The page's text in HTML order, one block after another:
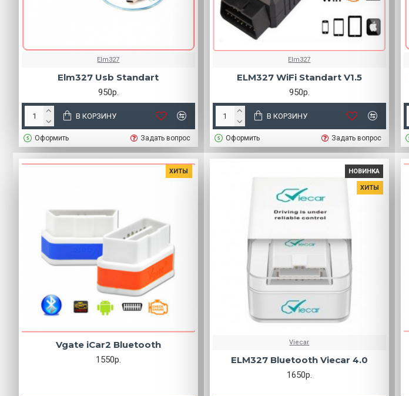
Elm327
Elm327 Usb Standart
950р.
В КОРЗИНУ
Оформить Задать вопрос
Elm327
ELM327 WiFi Standart V1.5
950р.
В КОРЗИНУ
Оформить Задать вопрос
ХИТЫ
Vgate iCar2 Bluetooth
1550р.
НОВИНКА
ХИТЫ
Viecar
ELM327 Bluetooth Viecar 4.0
1650р.